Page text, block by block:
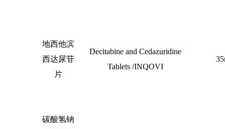
地西他滨
西达尿苷
片
Decitabine and Cedazuridine
Tablets /INQOVI
碳酸氢钠